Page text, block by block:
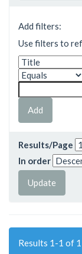
Add filters:
Use filters to
Results/Page
In order
Results 1-1 of